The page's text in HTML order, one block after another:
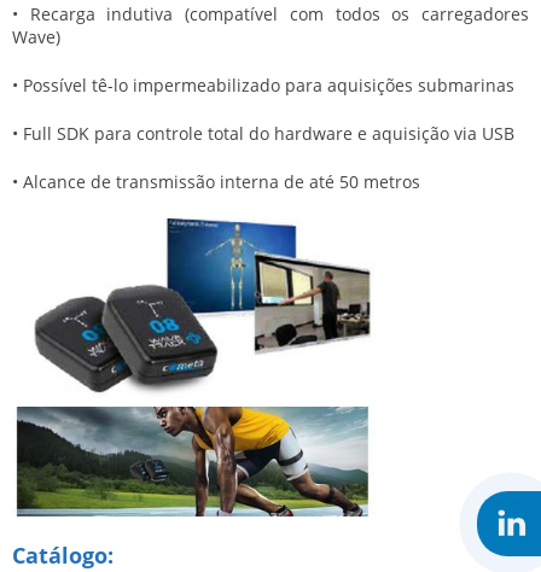
• Recarga indutiva (compatível com todos os carregadores
Wave)
• Possível tê-lo impermeabilizado para aquisições submarinas
• Full SDK para controle total do hardware e aquisição via USB
• Alcance de transmissão interna de até 50 metros
Catálogo: